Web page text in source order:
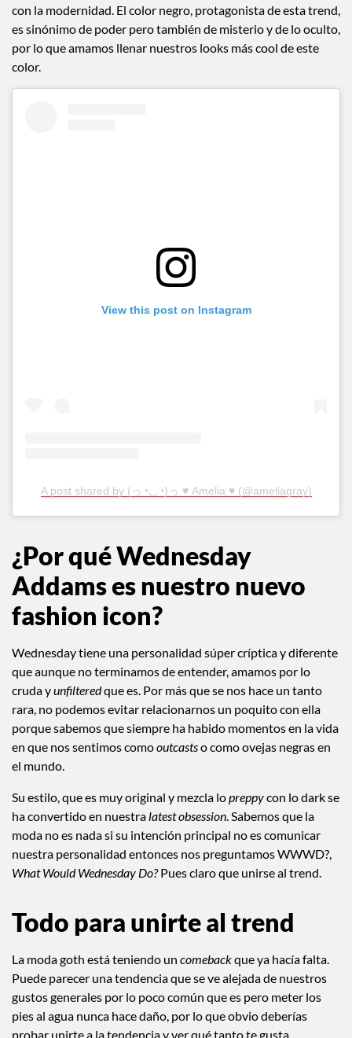
con la modernidad. El color negro, protagonista de esta trend,
es sinónimo de poder pero también de misterio y de lo oculto,
por lo que amamos llenar nuestros looks más cool de este
color.
View this post on Instagram
A post shared by (っ◔◡◔)っ ♥ Amelia ♥ (@ameliagray)
¿Por qué Wednesday
Addams es nuestro nuevo
fashion icon?
Wednesday tiene una personalidad súper críptica y diferente
que aunque no terminamos de entender, amamos por lo
cruda yunfilteredque es. Por más que se nos hace un tanto
rara, no podemos evitar relacionarnos un poquito con ella
porque sabemos que siempre ha habido momentos en la vida
en que nos sentimos comooutcastso como ovejas negras en
el mundo.
Su estilo, que es muy original y mezcla lopreppycon lo dark se
ha convertido en nuestralatestobsession. Sabemos que la
moda no es nada si su intención principal no es comunicar
nuestra personalidad entonces nos preguntamos WWWD?,
What Would Wednesday Do?Pues claro que unirse al trend.
Todo para unirte al trend
La moda goth está teniendo un comebackque ya hacía falta.
Puede parecer una tendencia que se ve alejada de nuestros
gustos generales por lo poco común que es pero meter los
pies al agua nunca hace daño, por lo que obvio deberías
probar unirte a la tendencia y ver qué tanto te gusta.